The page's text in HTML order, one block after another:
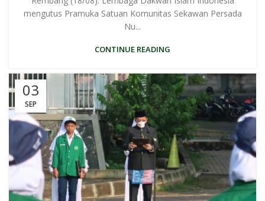
mengutus Pramuka Satuan Komunitas Sekawan Persada
Nu...
CONTINUE READING
03
SEP